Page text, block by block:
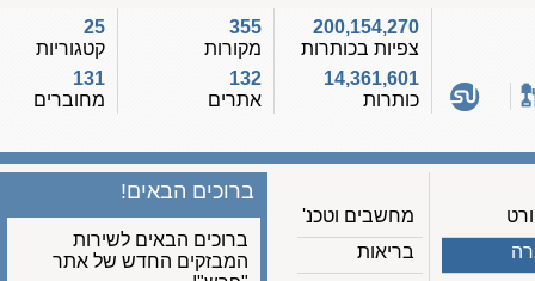
200,154,270
צפיות בכותרות
14,361,601
כותרות
355
מקורות
132
אתרים
קטגוריות
131
מחוברים
מחשבים וטכנ'
בריאות
ברוכים הבאים!
ברוכים הבאים לשירות
המבזקים החדש של אתר